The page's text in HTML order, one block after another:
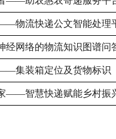
物流快递公文智能处理
经网络的物流知识图谱问
集装箱定位及货物标识
——智慧快递赋能乡村振